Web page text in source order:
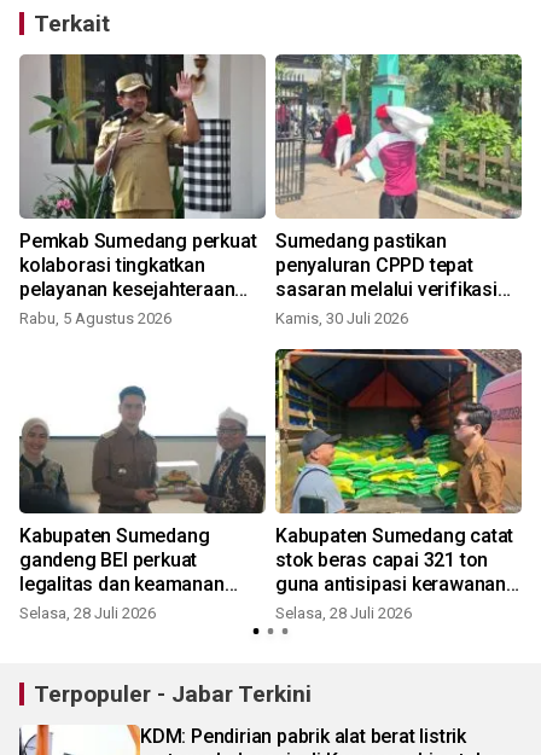
Terkait
Pemkab Sumedang perkuat
kolaborasi tingkatkan
pelayanan kesejahteraan
sosial
Rabu, 5 Agustus 2026
Sumedang pastikan
penyaluran CPPD tepat
sasaran melalui verifikasi
berjenjang
Kamis, 30 Juli 2026
Kabupaten Sumedang
gandeng BEI perkuat
legalitas dan keamanan
pangan UMKM
Selasa, 28 Juli 2026
Kabupaten Sumedang catat
stok beras capai 321 ton
guna antisipasi kerawanan
pangan
Selasa, 28 Juli 2026
Terpopuler - Jabar Terkini
KDM: Pendirian pabrik alat berat listrik